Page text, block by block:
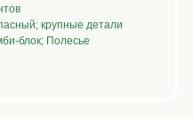
крупные детали
блок; Полесье